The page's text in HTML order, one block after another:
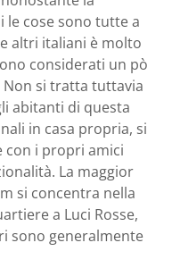
le cose sono tutte a
altri italiani è molto
considerati un pò
si tratta tuttavia
abitanti di questa
in casa propria, si
con i propri amici
La maggior
si concentra nella
a Luci Rosse,
sono generalmente